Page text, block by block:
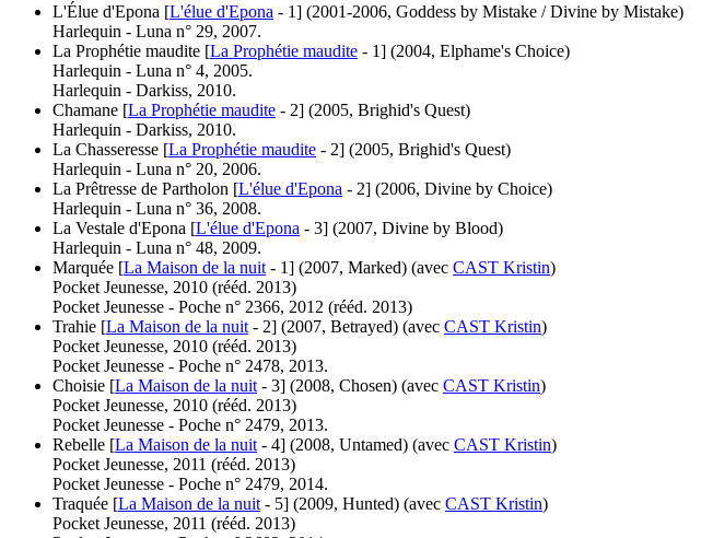
L'Élue d'Epona [L'élue d'Epona - 1] (2001-2006, Goddess by Mistake / Divine by Mistake)
Harlequin - Luna n° 29, 2007.
La Prophétie maudite [La Prophétie maudite - 1] (2004, Elphame's Choice)
Harlequin - Luna n° 4, 2005.
Harlequin - Darkiss, 2010.
Chamane [La Prophétie maudite - 2] (2005, Brighid's Quest)
Harlequin - Darkiss, 2010.
La Chasseresse [La Prophétie maudite - 2] (2005, Brighid's Quest)
Harlequin - Luna n° 20, 2006.
La Prêtresse de Partholon [L'élue d'Epona - 2] (2006, Divine by Choice)
Harlequin - Luna n° 36, 2008.
La Vestale d'Epona [L'élue d'Epona - 3] (2007, Divine by Blood)
Harlequin - Luna n° 48, 2009.
Marquée [La Maison de la nuit - 1] (2007, Marked) (avec CAST Kristin)
Pocket Jeunesse, 2010 (rééd. 2013)
Pocket Jeunesse - Poche n° 2366, 2012 (rééd. 2013)
Trahie [La Maison de la nuit - 2] (2007, Betrayed) (avec CAST Kristin)
Pocket Jeunesse, 2010 (rééd. 2013)
Pocket Jeunesse - Poche n° 2478, 2013.
Choisie [La Maison de la nuit - 3] (2008, Chosen) (avec CAST Kristin)
Pocket Jeunesse, 2010 (rééd. 2013)
Pocket Jeunesse - Poche n° 2479, 2013.
Rebelle [La Maison de la nuit - 4] (2008, Untamed) (avec CAST Kristin)
Pocket Jeunesse, 2011 (rééd. 2013)
Pocket Jeunesse - Poche n° 2479, 2014.
Traquée [La Maison de la nuit - 5] (2009, Hunted) (avec CAST Kristin)
Pocket Jeunesse, 2011 (rééd. 2013)